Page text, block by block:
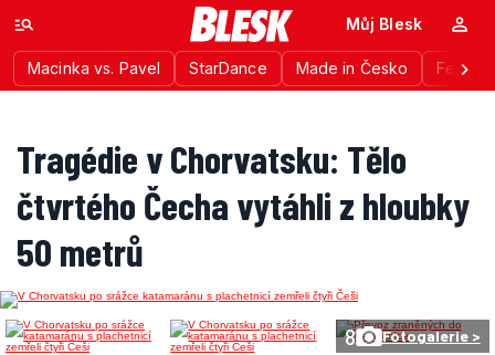
Macinka vs. Pavel StarDance Made in Česko
Můj Blesk
Tragédie v Chorvatsku: Tělo
čtvrtého Čecha vytáhli z hloubky
50 metrů
8 Fotogalerie >